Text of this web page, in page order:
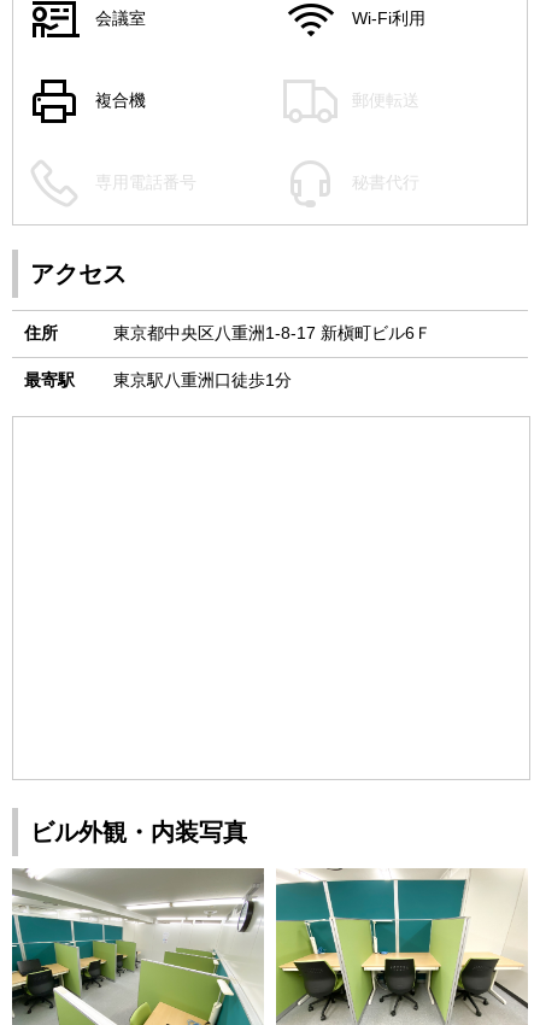
会議室 Wi-Fi利用
複合機 郵便転送
専用電話番号 秘書代行
アクセス
住所 東京都中央区八重洲1-8-17 新槇町ビル6Ｆ
最寄駅 東京駅八重洲口徒歩1分
ビル外観・内装写真